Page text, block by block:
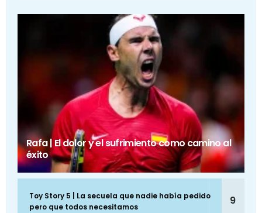
Rafa | El dolor y el sufrimiento como camino al
éxito
Toy Story 5 | La secuela que nadie había pedido
pero que todos necesitamos
9